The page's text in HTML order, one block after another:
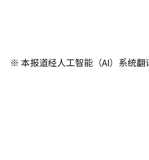
※ 本报道经人工智能（AI）系统翻